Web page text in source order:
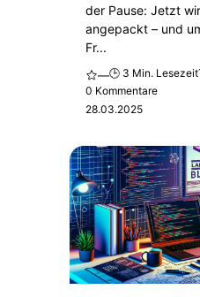
der Pause: Jetzt
angepackt – und
Fr...
—🕒 3 Min. Lesezeit
0 Kommentare
28.03.2025